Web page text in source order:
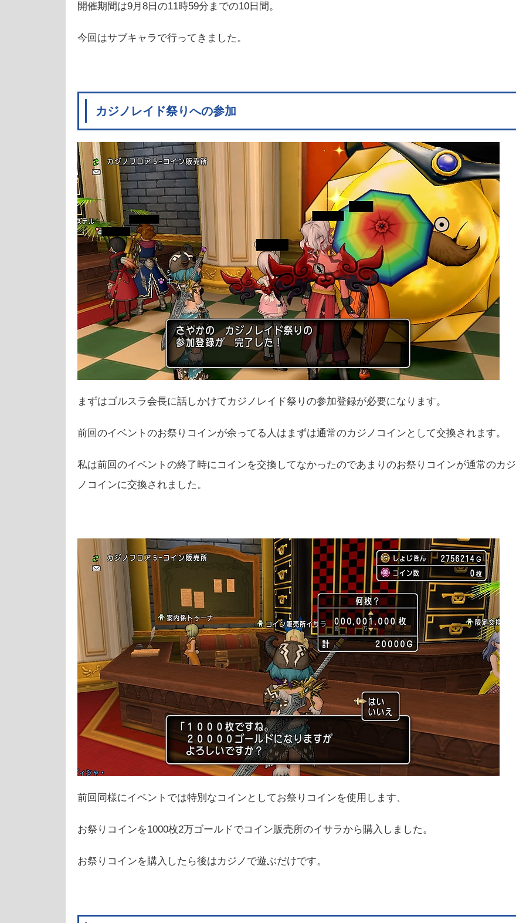
開催期間は9月8日の11時59分までの10日間。
今回はサブキャラで行ってきました。
カジノレイド祭りへの参加
まずはゴルスラ会長に話しかけてカジノレイド祭りの参加登録が必要になります。
前回のイベントのお祭りコインが余ってる人はまずは通常のカジノコインとして交換されます。
私は前回のイベントの終了時にコインを交換してなかったのであまりのお祭りコインが通常のカジ
ノコインに交換されました。
前回同様にイベントでは特別なコインとしてお祭りコインを使用します、
お祭りコインを1000枚2万ゴールドでコイン販売所のイサラから購入しました。
お祭りコインを購入したら後はカジノで遊ぶだけです。